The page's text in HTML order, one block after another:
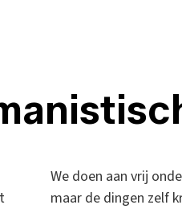
We doen aan vrij
maar de dingen zelf